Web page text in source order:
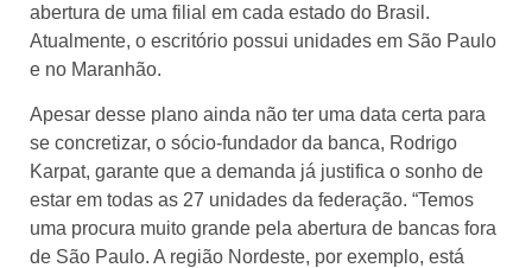
abertura de uma filial em cada estado do Brasil.
Atualmente, o escritório possui unidades em São Paulo
e no Maranhão.
Apesar desse plano ainda não ter uma data certa para
se concretizar, o sócio-fundador da banca, Rodrigo
Karpat, garante que a demanda já justifica o sonho de
estar em todas as 27 unidades da federação. “Temos
uma procura muito grande pela abertura de bancas fora
de São Paulo. A região Nordeste, por exemplo, está